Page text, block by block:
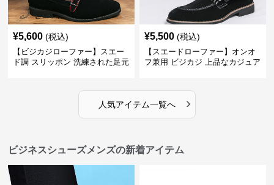
¥5,600 (税込)
【ビジカジローファー】スエー
ド調 スリッポン 洗練された足元
¥5,500 (税込)
【スエードローファー】オンオ
フ兼用 ビジカジ 上品なカジュア
人気アイテム一覧へ ›
ビジネスシューズメンズの新着アイテム